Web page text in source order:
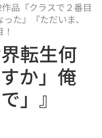
品『クラスで２番目
た』『ただいま、
転生何
か」俺
」』